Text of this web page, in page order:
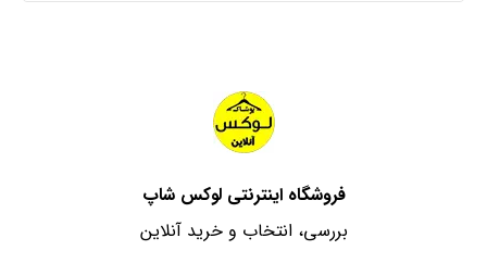
فروشگاه اینترنتی لوکس شاپ
بررسی، انتخاب و خرید آنلاین